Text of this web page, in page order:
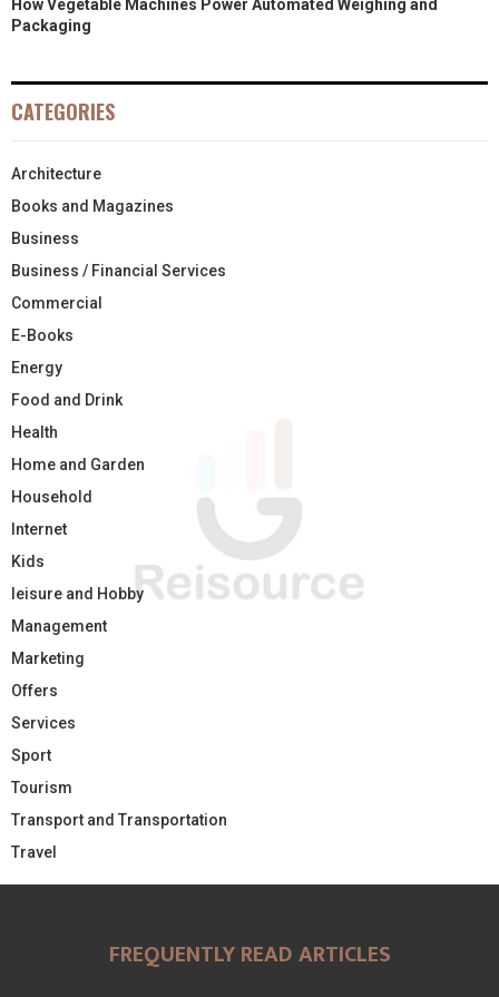
How Vegetable Machines Power Automated Weighing and
Packaging
CATEGORIES
Architecture
Books and Magazines
Business
Business / Financial Services
Commercial
E-Books
Energy
Food and Drink
Health
Home and Garden
Household
Internet
Kids
leisure and Hobby
Management
Marketing
Offers
Services
Sport
Tourism
Transport and Transportation
Travel
FREQUENTLY READ ARTICLES